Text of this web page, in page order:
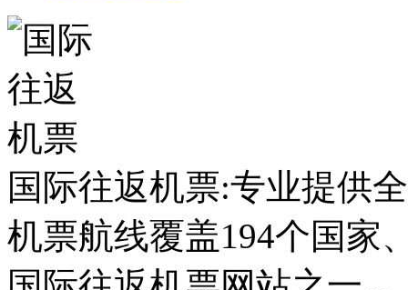
国际往返机票:专业提供
机票航线覆盖194个国家